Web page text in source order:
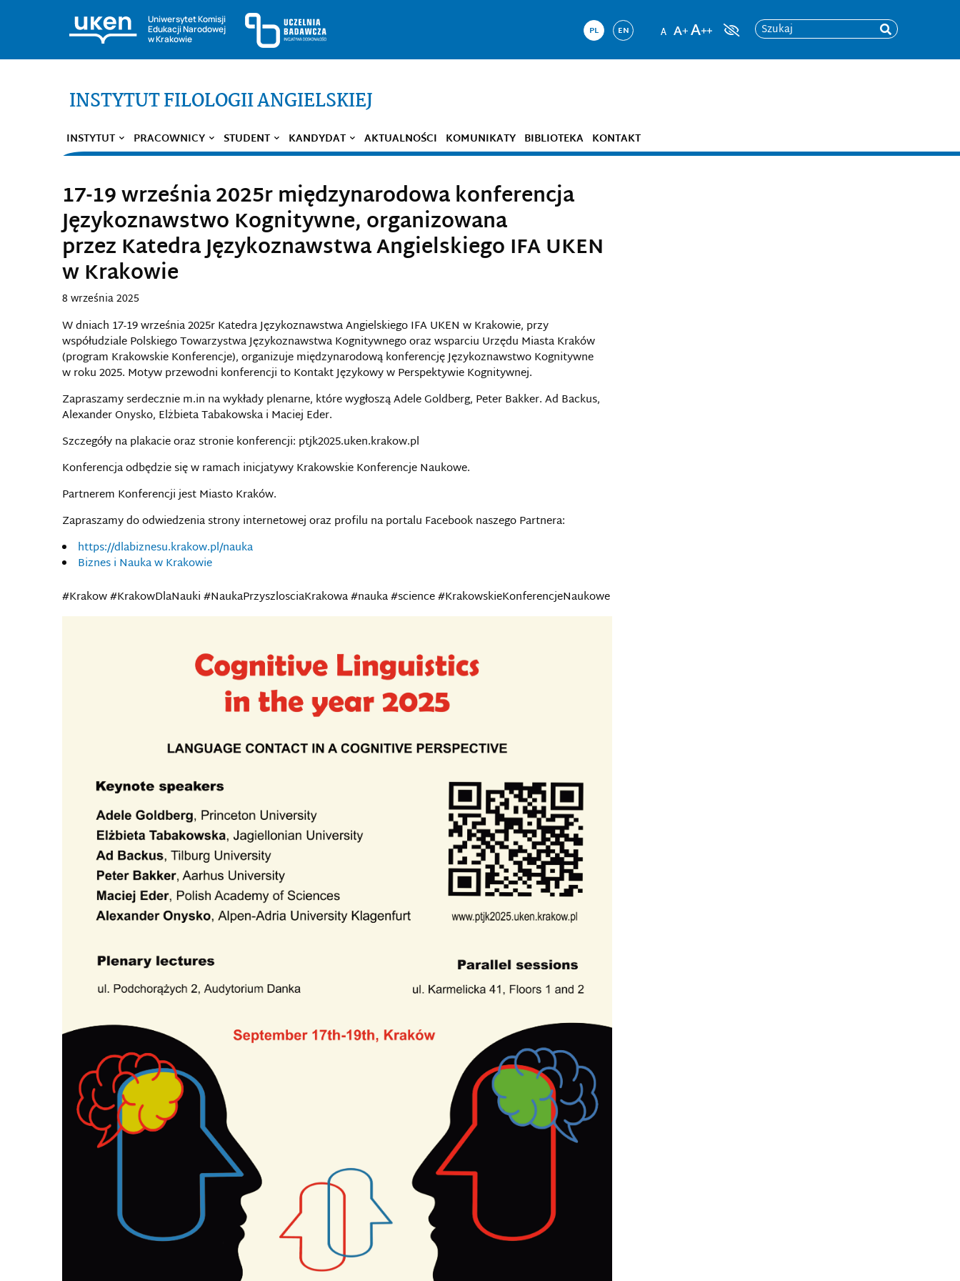
Uniwersytet Komisji
Edukacji Narodowej
w Krakowie
PL EN Szukaj
INSTYTUT FILOLOGII ANGIELSKIEJ
INSTYTUT PRACOWNICY STUDENT KANDYDAT AKTUALNOŚCI KOMUNIKATY BIBLIOTEKA KONTAKT
17-19 września 2025r międzynarodowa konferencja
Językoznawstwo Kognitywne, organizowana
przez Katedra Językoznawstwa Angielskiego IFA UKEN
w Krakowie
8 września 2025
W dniach 17-19 września 2025r Katedra Językoznawstwa Angielskiego IFA UKEN w Krakowie, przy
współudziale Polskiego Towarzystwa Językoznawstwa Kognitywnego oraz wsparciu Urzędu Miasta Kraków
(program Krakowskie Konferencje), organizuje międzynarodową konferencję Językoznawstwo Kognitywne
w roku 2025. Motyw przewodni konferencji to Kontakt Językowy w Perspektywie Kognitywnej.
Zapraszamy serdecznie m.in na wykłady plenarne, które wygłoszą Adele Goldberg, Peter Bakker. Ad Backus,
Alexander Onysko, Elżbieta Tabakowska i Maciej Eder.
Szczegóły na plakacie oraz stronie konferencji: ptjk2025.uken.krakow.pl
Konferencja odbędzie się w ramach inicjatywy Krakowskie Konferencje Naukowe.
Partnerem Konferencji jest Miasto Kraków.
Zapraszamy do odwiedzenia strony internetowej oraz profilu na portalu Facebook naszego Partnera:
https://dlabiznesu.krakow.pl/nauka
Biznes i Nauka w Krakowie
#Krakow #KrakowDlaNauki #NaukaPrzyszlosciaKrakowa #nauka #science #KrakowskieKonferencjeNaukowe